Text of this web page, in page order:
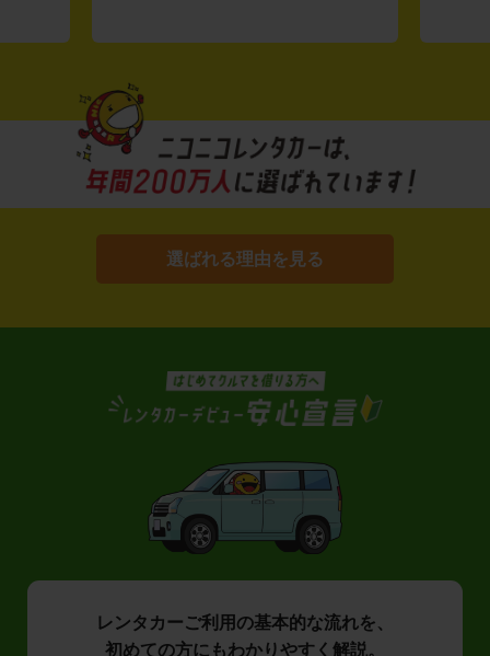
選ばれる理由を見る
レンタカーご利用の基本的な流れを、
初めての方にもわかりやすく解説。